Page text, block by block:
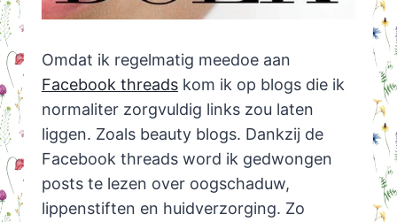
Omdat ik regelmatig meedoe aan
Facebook threadskom ik op blogs die ik
normaliter zorgvuldig links zou laten
liggen. Zoals beauty blogs. Dankzij de
Facebook threads word ik gedwongen
posts te lezen over oogschaduw,
lippenstiften en huidverzorging. Zo